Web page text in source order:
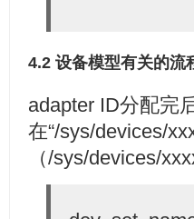
4.2 设备模型有关的流
adapter ID分配完
在“/sys/devices/
（/sys/devices/